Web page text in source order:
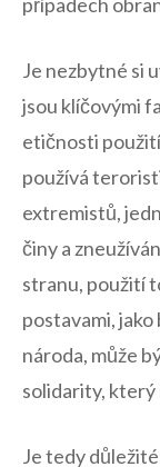
případech
Je nezbytné si
jsou klíčovými
etičnosti použití
používá‍
extremistů,
činy a
stranu, použití
postavami,
národa, může
solidarity,
Je tedy